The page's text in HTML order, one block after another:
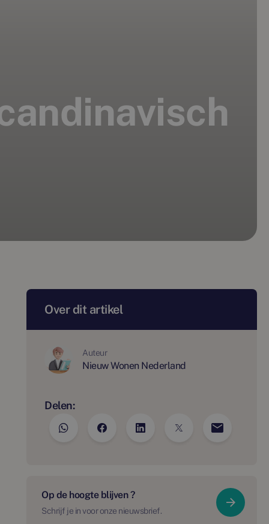
Over dit artikel
Auteur
Nieuw Wonen Nederland
Delen:
Op de hoogte blijven ?
Schrijf je in voor onze nieuwsbrief.